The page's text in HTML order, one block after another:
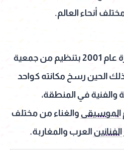
أنحاء العالم.
لأول مرة عام 2001 بتنظيم من جمعية
ذلك الحين رسخ مكانته كواحد
والفنية في المنطقة،
الموسيقى والغناء من مختلف
الفنانين العرب والمغاربة.